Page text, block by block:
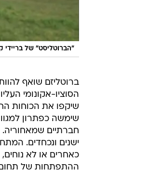
"הברוטליסט" של בריידי
ברוטליזם שואף
הסוציו-אקונומי
שיקפו את הכוחות
שימשה כפתרון
חברתיים שמאחוריה.
ישנים ונכחדים.
כאחרים או לא
ההתפתחות של תחום